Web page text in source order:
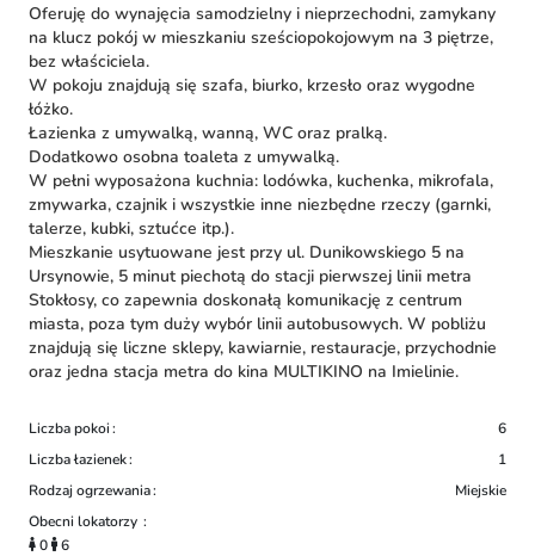
Oferuję do wynajęcia samodzielny i nieprzechodni, zamykany
na klucz pokój w mieszkaniu sześciopokojowym na 3 piętrze,
bez właściciela.
W pokoju znajdują się szafa, biurko, krzesło oraz wygodne
łóżko.
Łazienka z umywalką, wanną, WC oraz pralką.
Dodatkowo osobna toaleta z umywalką.
W pełni wyposażona kuchnia: lodówka, kuchenka, mikrofala,
zmywarka, czajnik i wszystkie inne niezbędne rzeczy (garnki,
talerze, kubki, sztućce itp.).
Mieszkanie usytuowane jest przy ul. Dunikowskiego 5 na
Ursynowie, 5 minut piechotą do stacji pierwszej linii metra
Stokłosy, co zapewnia doskonałą komunikację z centrum
miasta, poza tym duży wybór linii autobusowych. W pobliżu
znajdują się liczne sklepy, kawiarnie, restauracje, przychodnie
oraz jedna stacja metra do kina MULTIKINO na Imielinie.
Liczba pokoi
6
Liczba łazienek
1
Rodzaj ogrzewania
Miejskie
Obecni lokatorzy
0
6